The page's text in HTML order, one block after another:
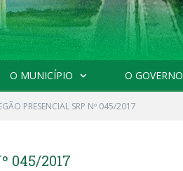
O MUNICÍPIO O GOVERNO
PRESENCIAL SRP Nº 045/2017
045/2017